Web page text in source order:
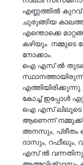
എണ്ണത്തിൽ
ചുരുങ്ങിയ
എന്തൊക്കെ
കഴിയും. നമ്മുടെ
നോക്കാം.
ഐ എസ് ൽ
എത്തിയിരിക്കുന്നു.
കോച്ച് ഇപ്പോൾ
ഐ എസ് ലിലൂടെ
ആണെന്ന് നമ്മുക്ക്
അനസും, പ്രീതം
ദാസും, റഫീഖും,
എസ് ൽ വന്നതിനു